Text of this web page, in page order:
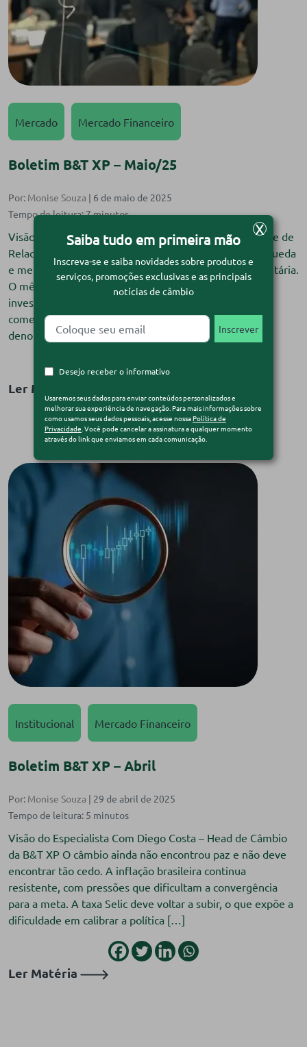
Mercado Mercado Financeiro
Boletim B&T XP – Maio/25
Por: Monise Souza | 6 de maio de 2025
Visão do especialista Com Bruno Nascimento – Gerente de
Relacionamento B&T XP Abril termina com dólar em queda
e mercados atentos à guerra comercial e política monetária.
O mês de abril começou com apreensão entre os
investidores, diante da implementação de tarifas
comerciais recíprocas pelos Estados Unidos — ação
denominada pelo presidente Donald Trump como […]
Ler Matéria
Institucional Mercado Financeiro
Boletim B&T XP – Abril
Por: Monise Souza | 29 de abril de 2025
Visão do Especialista Com Diego Costa – Head de Câmbio
da B&T XP O câmbio ainda não encontrou paz e não deve
encontrar tão cedo. A inflação brasileira continua
resistente, com pressões que dificultam a convergência
para a meta. A taxa Selic deve voltar a subir, o que expõe a
dificuldade em calibrar a política […]
Ler Matéria
X
Saiba tudo em primeira mão
Inscreva-se e saiba novidades sobre produtos e
serviços, promoções exclusivas e as principais
notícias de câmbio
Desejo receber o informativo
Usaremos seus dados para enviar conteúdos personalizados e
melhorar sua experiência de navegação. Para mais informações sobre
como usamos seus dados pessoais, acesse nossaPolítica de
Privacidade. Você pode cancelar a assinatura a qualquer momento
através do link que enviamos em cada comunicação.